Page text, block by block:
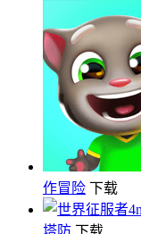
作冒险 下载
塔防 下载